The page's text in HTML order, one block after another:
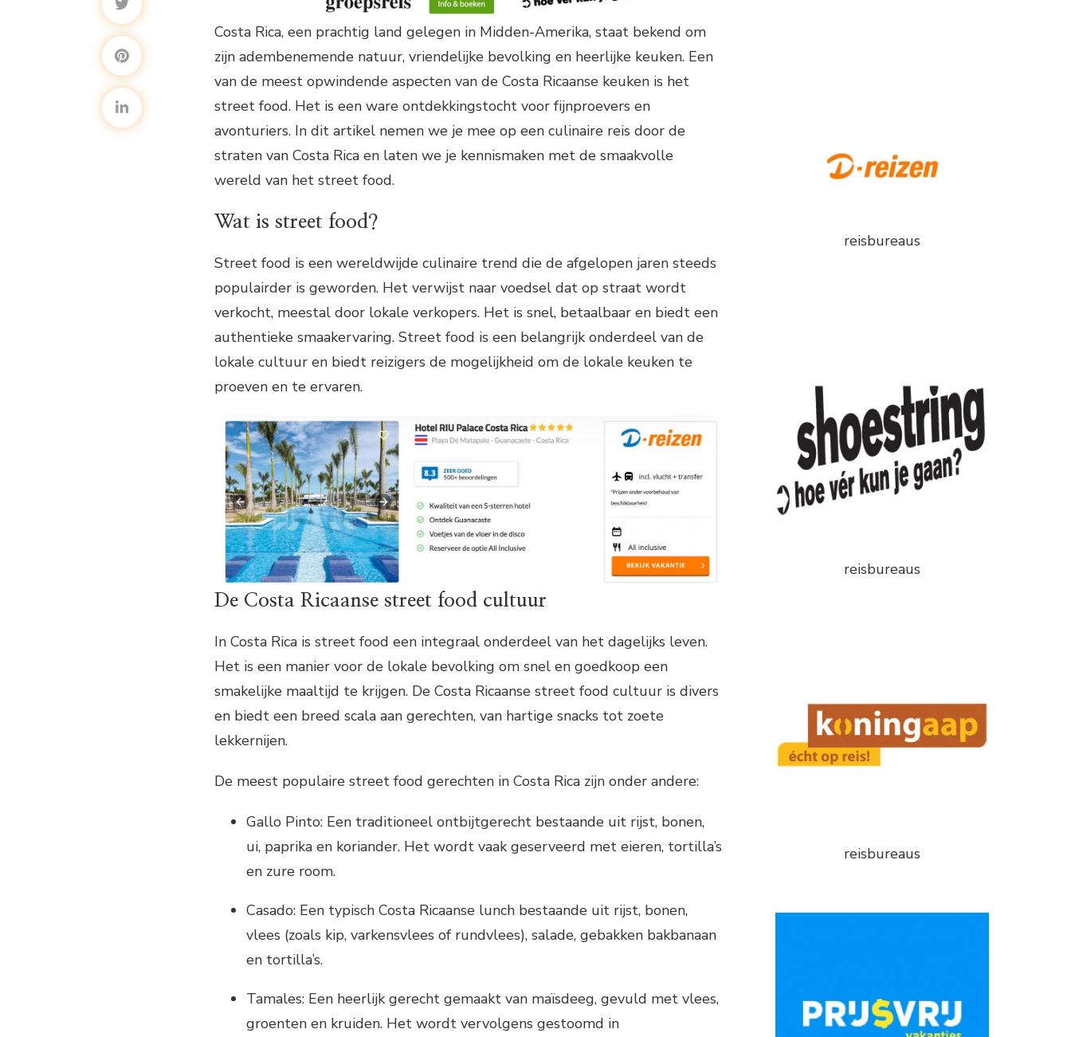
Costa Rica, een prachtig land gelegen in Midden-Amerika, staat bekend om
zijn adembenemende natuur, vriendelijke bevolking en heerlijke keuken. Een
van de meest opwindende aspecten van de Costa Ricaanse keuken is het
street food. Het is een ware ontdekkingstocht voor fijnproevers en
avonturiers. In dit artikel nemen we je mee op een culinaire reis door de
straten van Costa Rica en laten we je kennismaken met de smaakvolle
wereld van het street food.
Wat is street food?
Street food is een wereldwijde culinaire trend die de afgelopen jaren steeds
populairder is geworden. Het verwijst naar voedsel dat op straat wordt
verkocht, meestal door lokale verkopers. Het is snel, betaalbaar en biedt een
authentieke smaakervaring. Street food is een belangrijk onderdeel van de
lokale cultuur en biedt reizigers de mogelijkheid om de lokale keuken te
proeven en te ervaren.
De Costa Ricaanse street food cultuur
In Costa Rica is street food een integraal onderdeel van het dagelijks leven.
Het is een manier voor de lokale bevolking om snel en goedkoop een
smakelijke maaltijd te krijgen. De Costa Ricaanse street food cultuur is divers
en biedt een breed scala aan gerechten, van hartige snacks tot zoete
lekkernijen.
De meest populaire street food gerechten in Costa Rica zijn onder andere:
Gallo Pinto: Een traditioneel ontbijtgerecht bestaande uit rijst, bonen,
ui, paprika en koriander. Het wordt vaak geserveerd met eieren, tortilla’s
en zure room.
Casado: Een typisch Costa Ricaanse lunch bestaande uit rijst, bonen,
vlees (zoals kip, varkensvlees of rundvlees), salade, gebakken bakbanaan
en tortilla’s.
Tamales: Een heerlijk gerecht gemaakt van maïsdeeg, gevuld met vlees,
groenten en kruiden. Het wordt vervolgens gestoomd in
reisbureaus
reisbureaus
reisbureaus